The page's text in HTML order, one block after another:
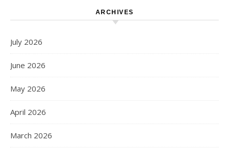
ARCHIVES
July 2026
June 2026
May 2026
April 2026
March 2026